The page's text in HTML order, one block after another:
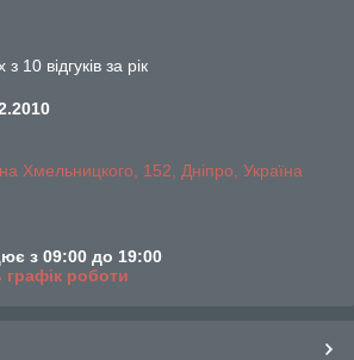
10 відгуків за рік
Хмельницкого, 152, Дніпро, Україна
з 09:00 до 19:00
графік роботи